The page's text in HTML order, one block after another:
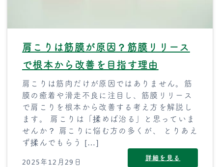
肩こりは筋膜が原因？筋膜リリース
で根本から改善を目指す理由
肩こりは筋肉だけが原因ではありません。筋
膜の癒着や滑走不良に注目し、筋膜リリース
で肩こりを根本から改善する考え方を解説し
ます。 肩こりは「揉めば治る」と思っていま
せんか？ 肩こりに悩む方の多くが、 とりあえ
ず揉んでもらう […]
2025年12月29日 詳細を見る